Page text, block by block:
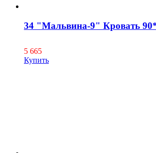
34 "Мальвина-9" Кровать
5 665
Купить